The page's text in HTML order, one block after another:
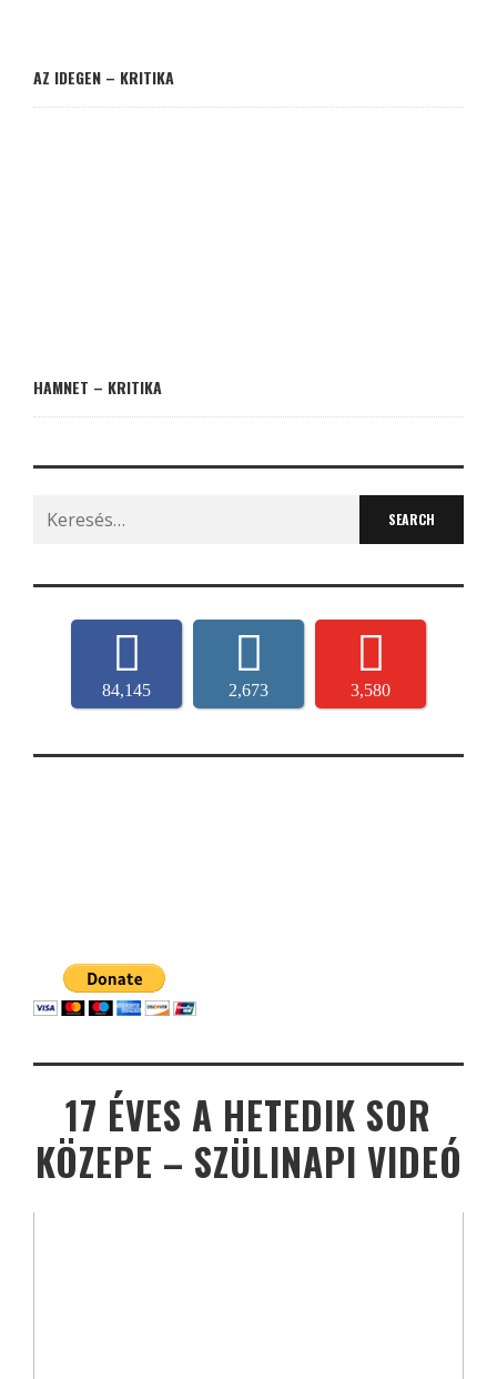
AZ IDEGEN – KRITIKA
HAMNET – KRITIKA
Search
for:
84,145 2,673 3,580
17 ÉVES A HETEDIK SOR
KÖZEPE – SZÜLINAPI VIDEÓ